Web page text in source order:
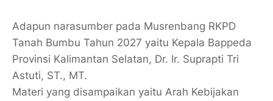
Adapun narasumber pada Musrenbang RKPD
Tanah Bumbu Tahun 2027 yaitu Kepala Bappeda
Provinsi Kalimantan Selatan, Dr. Ir. Suprapti Tri
Astuti, ST., MT.
Materi yang disampaikan yaitu Arah Kebijakan